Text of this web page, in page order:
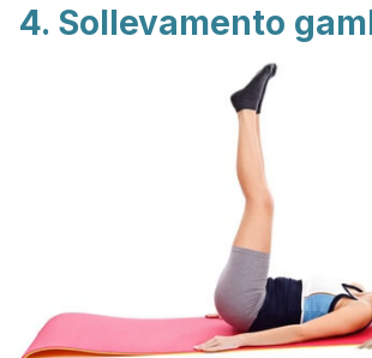
4. Sollevamento